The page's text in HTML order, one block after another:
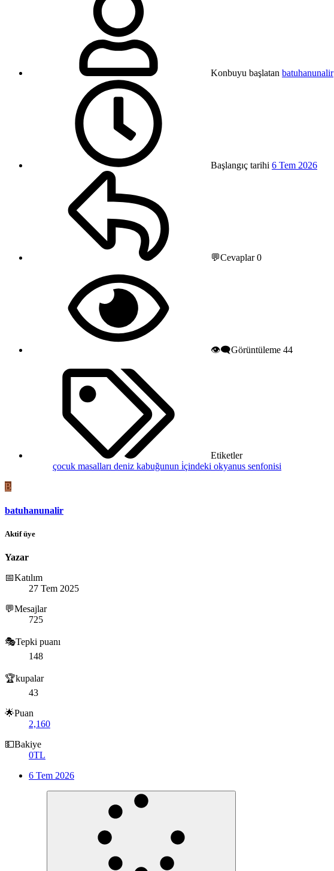
Konbuyu başlatan batuhanunalir
Başlangıç tarihi 6 Tem 2026
💬Cevaplar0
👁️‍🗨️Görüntüleme 44
Etiketler
çocuk masalları deniz kabuğunun i̇çindeki okyanus senfonisi
B
batuhanunalir
Aktif üye
Yazar
📅Katılım
27 Tem 2025
💬Mesajlar
725
🎭Tepki puanı
148
🏆kupalar
43
🌟Puan
2,160
💵Bakiye
0TL
6 Tem 2026